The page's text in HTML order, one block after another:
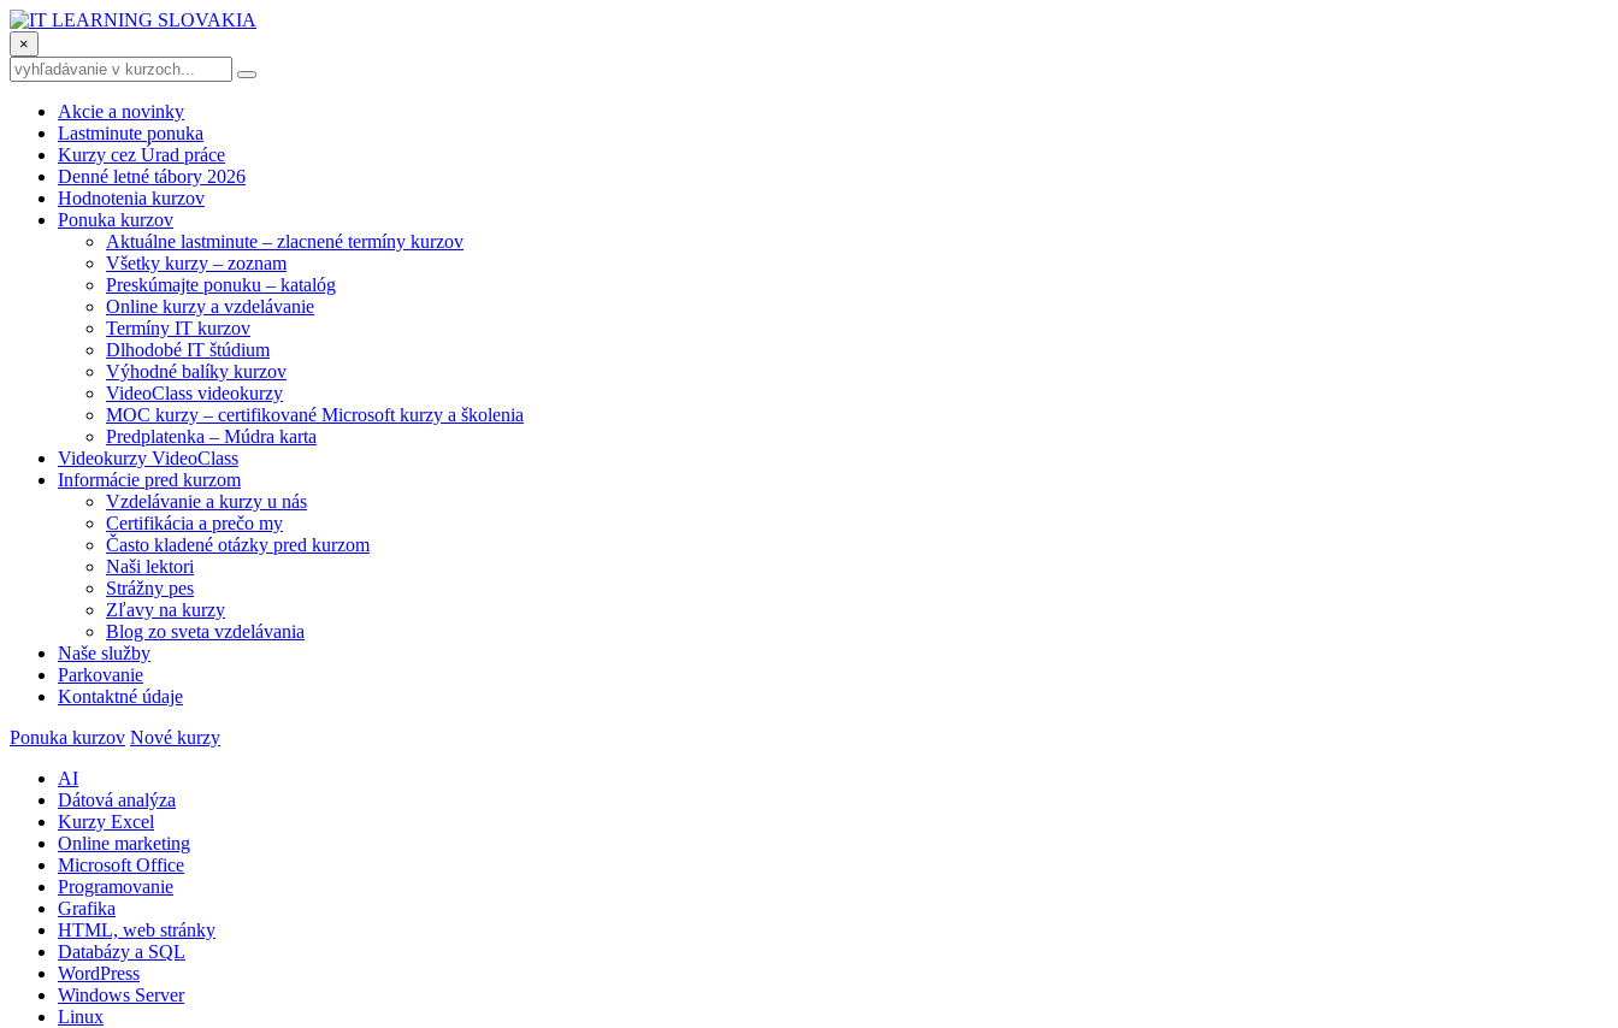
×
Akcie a novinky
Lastminute ponuka
Kurzy cez Úrad práce
Denné letné tábory 2026
Hodnotenia kurzov
Ponuka kurzov
Aktuálne lastminute – zlacnené termíny kurzov
Všetky kurzy – zoznam
Preskúmajte ponuku – katalóg
Online kurzy a vzdelávanie
Termíny IT kurzov
Dlhodobé IT štúdium
Výhodné balíky kurzov
VideoClass videokurzy
MOC kurzy – certifikované Microsoft kurzy a školenia
Predplatenka – Múdra karta
Videokurzy VideoClass
Informácie pred kurzom
Vzdelávanie a kurzy u nás
Certifikácia a prečo my
Často kladené otázky pred kurzom
Naši lektori
Strážny pes
Zľavy na kurzy
Blog zo sveta vzdelávania
Naše služby
Parkovanie
Kontaktné údaje
Ponuka kurzov Nové kurzy
AI
Dátová analýza
Kurzy Excel
Online marketing
Microsoft Office
Programovanie
Grafika
HTML, web stránky
Databázy a SQL
WordPress
Windows Server
Linux